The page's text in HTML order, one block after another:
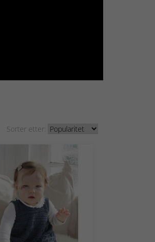
Sorter etter: